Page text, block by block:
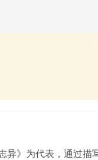
异》为代表，通过描